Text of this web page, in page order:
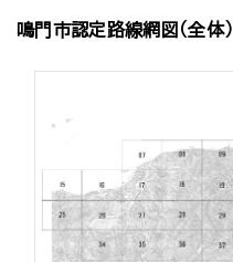
鳴門市認定路線網図（全体）